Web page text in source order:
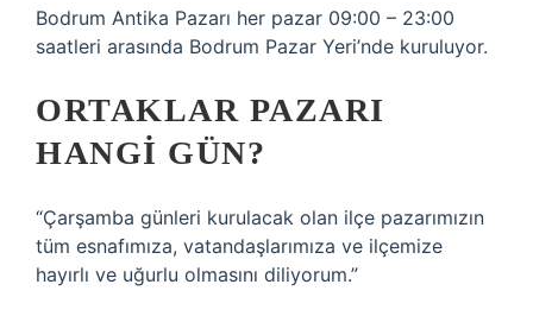
Bodrum Antika Pazarı her pazar 09:00 – 23:00
saatleri arasında Bodrum Pazar Yeri’nde kuruluyor.
ORTAKLAR PAZARI
HANGI GÜN?
“Çarşamba günleri kurulacak olan ilçe pazarımızın
tüm esnafımıza, vatandaşlarımıza ve ilçemize
hayırlı ve uğurlu olmasını diliyorum.”